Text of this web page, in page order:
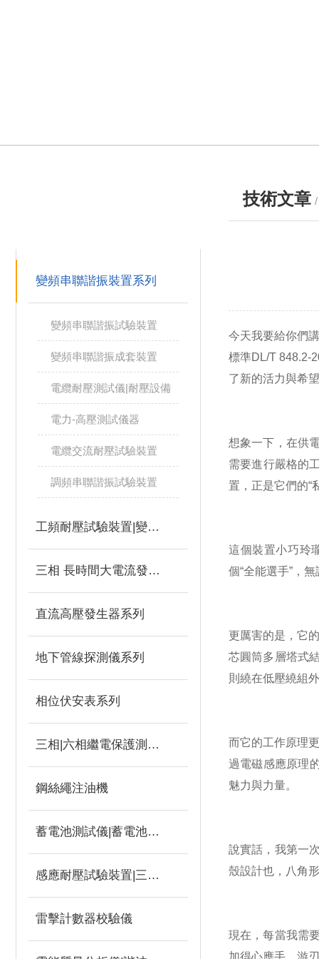
變頻串聯諧振裝置系列
變頻串聯諧振試驗裝置
變頻串聯諧振成套裝置
電纜耐壓測試儀|耐壓設備
電力-高壓測試儀器
電纜交流耐壓試驗裝置
調頻串聯諧振試驗裝置
工頻耐壓試驗裝置|變壓器
三相 長時間大電流發生器
直流高壓發生器系列
地下管線探測儀系列
相位伏安表系列
三相|六相繼電保護測試儀
鋼絲繩注油機
蓄電池測試儀|蓄電池充放電測試儀
感應耐壓試驗裝置|三倍頻
雷擊計數器校驗儀
技術文章
今天我要給你們
標準DL/T 848.2-
了新的活力與希
想象一下，在供
需要進行嚴格的
置，正是它們的“
這個裝置小巧玲
個“全能選手”，
更厲害的是，它
芯圓筒多層塔式
則繞在低壓繞組
而它的工作原理
過電磁感應原理
魅力與力量。
說實話，我第一
殼設計也，八角
現在，每當我需
加得心應手、游